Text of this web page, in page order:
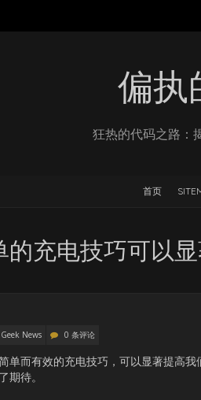
偏执
狂热的代码之路：
首页
充电技巧可以
Geek News 0 条评论
单而有效的充电技巧，可以显著提高
期待。